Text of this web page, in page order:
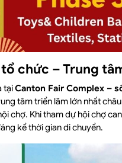
chức – Trung
tạiCanton Fair Complex –
tâm triển lãm lớn nhất
chợ. Khi tham dự hội chợ
kể thời gian di chuyển.